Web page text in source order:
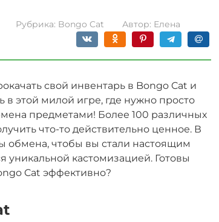
Рубрика: Bongo Cat Автор: Елена
свой инвентарь в Bongo Cat и
этой милой игре, где нужно просто
предметами! Более 100 различных
что-то действительно ценное. В
обмена, чтобы вы стали настоящим
уникальной кастомизацией. Готовы
Cat эффективно?